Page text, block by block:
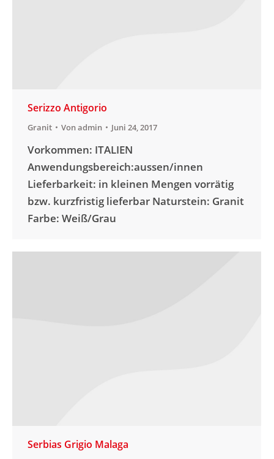
Serizzo Antigorio
Granit Vonadmin Juni 24, 2017
Vorkommen: ITALIEN
Anwendungsbereich:aussen/innen
Lieferbarkeit: in kleinen Mengen vorrätig
bzw. kurzfristig lieferbar Naturstein: Granit
Farbe: Weiß/Grau
Serbias Grigio Malaga